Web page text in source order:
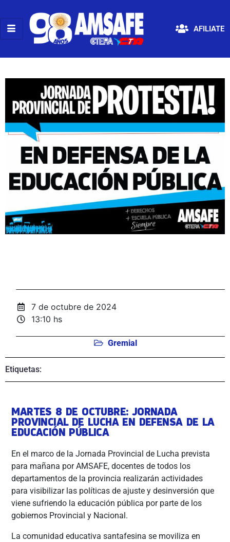
AFILIATE
7 de octubre de 2024
13:10 hs
Gremial
Etiquetas:
MARTES 8 DE OCTUBRE: JORNADA
PROVINCIAL DE LUCHA EN DEFENSA DE LA
EDUCACIÓN PÚBLICA
En el marco de la Jornada Provincial de Lucha prevista
para mañana por AMSAFE, docentes de todos los
departamentos de la provincia realizarán actividades
para visibilizar las políticas de ajuste y desinversión que
viene sufriendo la educación pública por parte de los
gobiernos Provincial y Nacional.
La comunidad educativa santafesina se moviliza en